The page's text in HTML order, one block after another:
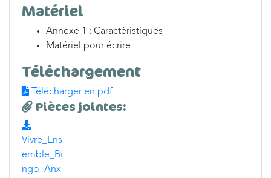
Matériel
Annexe 1 : Caractéristiques
Matériel pour écrire
Téléchargement
Télécharger en pdf
Pièces jointes:
Vivre_Ens
emble_Bi
ngo_Anx